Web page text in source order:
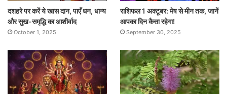
दशहरे पर करें ये खास दान, पाएँ धन, धान्य
और सुख-समृद्धि का आशीर्वाद
October 1, 2025
राशिफल 1 अक्टूबर: मेष से मीन तक, जानें
आपका दिन कैसा रहेगा!
September 30, 2025